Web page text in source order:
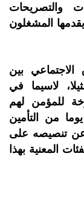
والتصريحات
المشغلون
بين
لاسيما في
للمؤمن لهم
الذين يتوفرون على الأقل على 1320 يوما من التأمين
فضلا عن تنصيصه على
المعنية بهذا